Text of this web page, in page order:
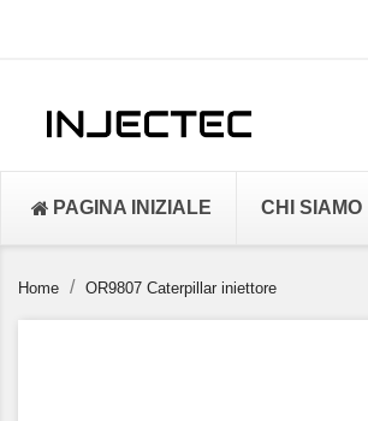
PAGINA INIZIALE CHI SIAMO
Home OR9807 Caterpillar iniettore